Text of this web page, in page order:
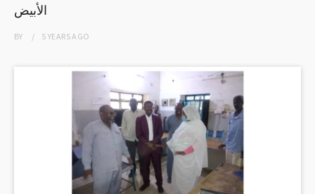
الأبيض
BY 5 YEARSAGO